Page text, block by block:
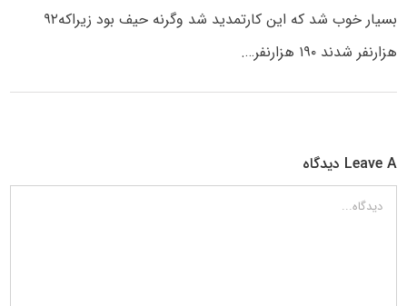
بسیار خوب شد که این کارتمدید شد وگرنه حیف بود زیراکه۹۲
هزارنفر شدند ۱۹۰ هزارنفر….
Leave A دیدگاه
دیدگاه